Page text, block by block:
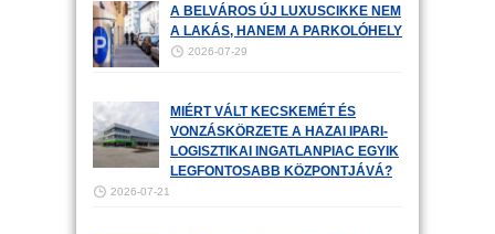
A BELVÁROS ÚJ LUXUSCIKKE NEM
A LAKÁS, HANEM A PARKOLÓHELY
2026-07-29
MIÉRT VÁLT KECSKEMÉT ÉS
VONZÁSKÖRZETE A HAZAI IPARI-
LOGISZTIKAI INGATLANPIAC EGYIK
LEGFONTOSABB KÖZPONTJÁVÁ?
2026-07-21